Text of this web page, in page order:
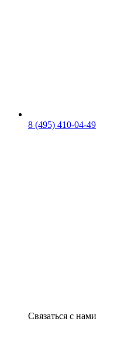
8 (495) 410-04-49
Связаться с нами